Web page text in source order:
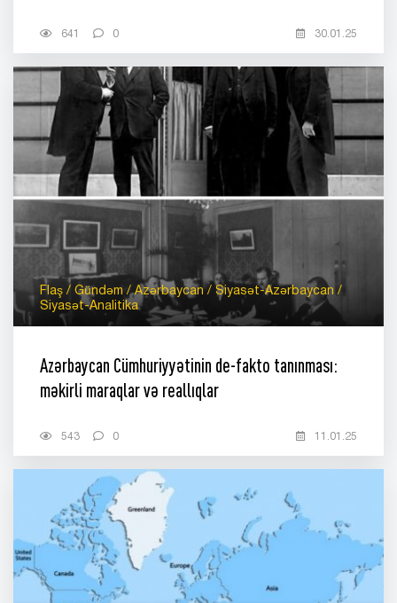
641 0 30.01.25
Flaş / Gündəm / Azərbaycan / Siyasət-Azərbaycan /
Siyasət-Analitika
Azərbaycan Cümhuriyyətinin de-fakto tanınması:
məkirli maraqlar və reallıqlar
543 0 11.01.25